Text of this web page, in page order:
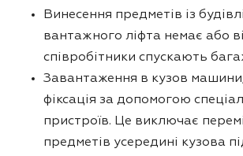
Винесення предметів із
вантажного ліфта немає або
співробітники спускають
Завантаження в кузов
фіксація за допомогою
пристроїв. Це виключає
предметів усередині кузова